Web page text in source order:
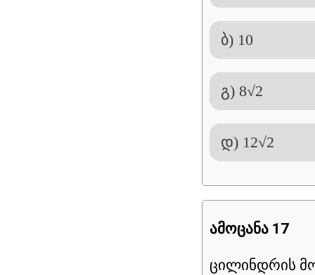
ბ) 10
გ) 8√2
დ) 12√2
ამოცანა 17
ცილინდრის